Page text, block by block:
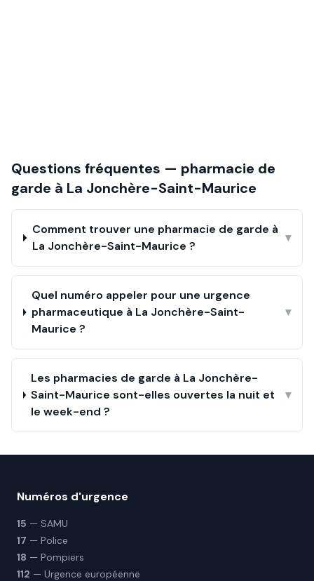
Questions fréquentes — pharmacie de
garde à La Jonchère-Saint-Maurice
Comment trouver une pharmacie de garde à
La Jonchère-Saint-Maurice ?
▾
Quel numéro appeler pour une urgence
pharmaceutique à La Jonchère-Saint-
Maurice ?
▾
Les pharmacies de garde à La Jonchère-
Saint-Maurice sont-elles ouvertes la nuit et
le week-end ?
▾
Numéros d'urgence
15 — SAMU
17 — Police
18 — Pompiers
112 — Urgence européenne